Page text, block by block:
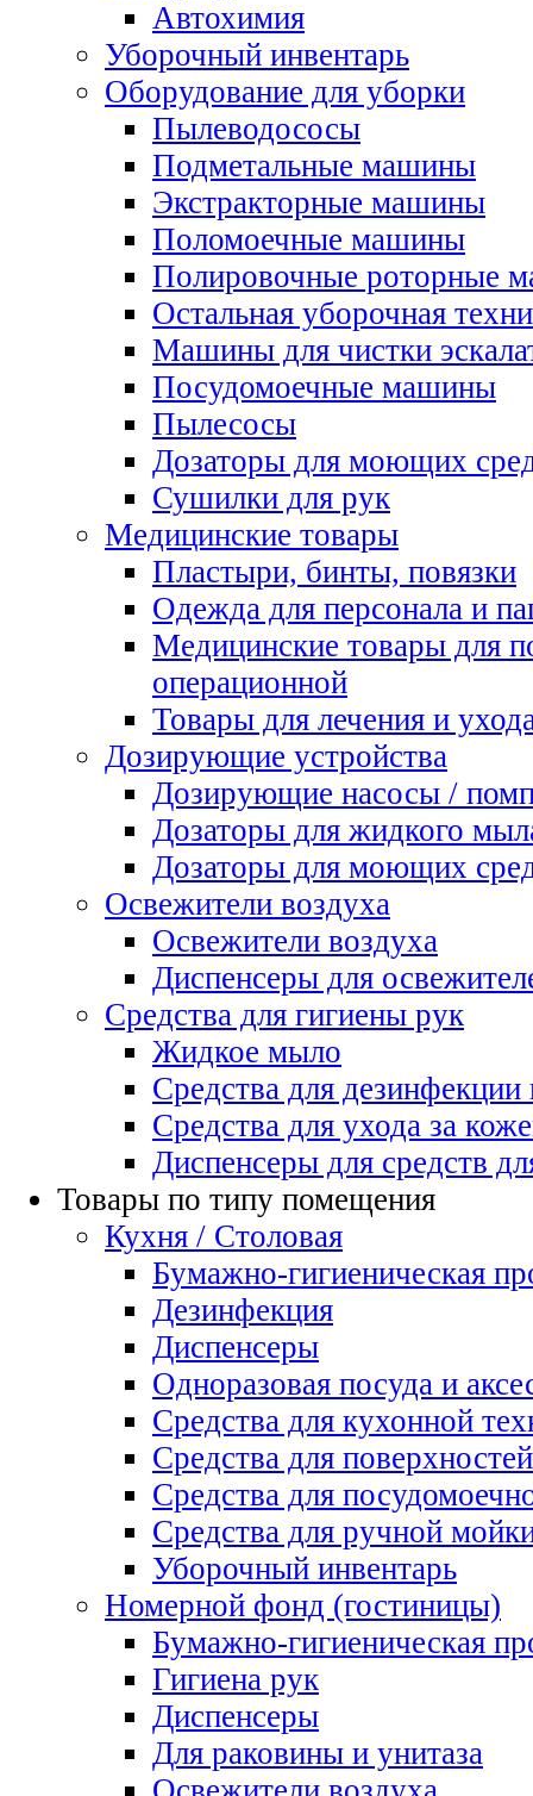
Автохимия
Уборочный инвентарь
Оборудование для уборки
Пылеводососы
Подметальные машины
Экстракторные машины
Поломоечные машины
Полировочные роторные
Остальная уборочная
Машины для чистки
Посудомоечные машины
Пылесосы
Дозаторы для моющих
Сушилки для рук
Медицинские товары
Пластыри, бинты, повязки
Одежда для персонала и
Медицинские товары для
операционной
Товары для лечения и
Дозирующие устройства
Дозирующие насосы /
Дозаторы для жидкого
Дозаторы для моющих
Освежители воздуха
Освежители воздуха
Диспенсеры для
Средства для гигиены рук
Жидкое мыло
Средства для
Средства для ухода за
Диспенсеры для средств
Товары по типу помещения
Кухня / Столовая
Бумажно-гигиеническая
Дезинфекция
Диспенсеры
Одноразовая посуда и
Средства для кухонной
Средства для поверхностей
Средства для
Средства для ручной
Уборочный инвентарь
Номерной фонд (гостиницы)
Бумажно-гигиеническая
Гигиена рук
Диспенсеры
Для раковины и унитаза